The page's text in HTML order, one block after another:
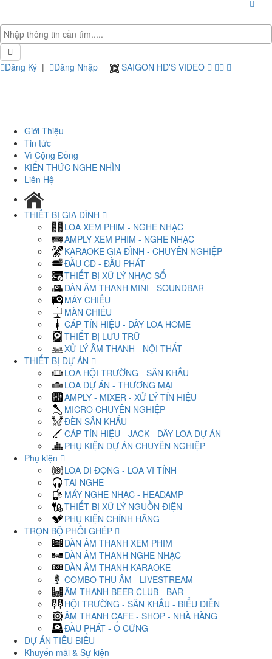
Đăng Ký | Đăng Nhập SAIGON HD'S VIDEO
Giới Thiệu
Tin tức
Vì Cộng Đồng
KIẾN THỨC NGHE NHÌN
Liên Hệ
THIẾT BỊ GIA ĐÌNH
LOA XEM PHIM - NGHE NHẠC
AMPLY XEM PHIM - NGHE NHẠC
KARAOKE GIA ĐÌNH - CHUYÊN NGHIỆP
ĐẦU CD - ĐẦU PHÁT
THIẾT BỊ XỬ LÝ NHẠC SỐ
DÀN ÂM THANH MINI - SOUNDBAR
MÁY CHIẾU
MÀN CHIẾU
CÁP TÍN HIỆU - DÂY LOA HOME
THIẾT BỊ LƯU TRỮ
XỬ LÝ ÂM THANH - NỘI THẤT
THIẾT BỊ DỰ ÁN
LOA HỘI TRƯỜNG - SÂN KHẤU
LOA DỰ ÁN - THƯƠNG MẠI
AMPLY - MIXER - XỬ LÝ TÍN HIỆU
MICRO CHUYÊN NGHIỆP
ĐÈN SÂN KHẤU
CÁP TÍN HIỆU - JACK - DÂY LOA DỰ ÁN
PHỤ KIỆN DỰ ÁN CHUYÊN NGHIỆP
Phụ kiện
LOA DI ĐỘNG - LOA VI TÍNH
TAI NGHE
MÁY NGHE NHẠC - HEADAMP
THIẾT BỊ XỬ LÝ NGUỒN ĐIỆN
PHỤ KIỆN CHÍNH HÃNG
TRỌN BỘ PHỐI GHÉP
DÀN ÂM THANH XEM PHIM
DÀN ÂM THANH NGHE NHẠC
DÀN ÂM THANH KARAOKE
COMBO THU ÂM - LIVESTREAM
ÂM THANH BEER CLUB - BAR
HỘI TRƯỜNG - SÂN KHẤU - BIỂU DIỄN
ÂM THANH CAFE - SHOP - NHÀ HÀNG
ĐẦU PHÁT - Ổ CỨNG
DỰ ÁN TIÊU BIỂU
Khuyến mãi & Sự kiện